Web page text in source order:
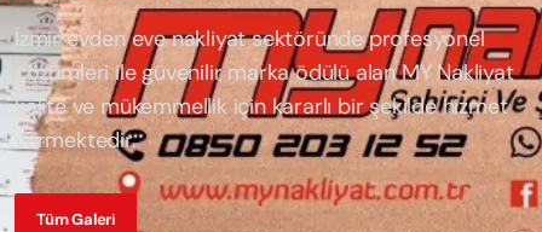
İzmir evden eve nakliyat sektöründe profesyonel
çözümleri ile güvenilir marka ödülü alanMY Nakliyat
kalite ve mükemmellik için kararlı bir şekilde hizmet
vermektedir.
Tüm Galeri